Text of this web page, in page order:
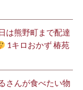
は熊野町まで配達
1キロおかず 椿苑
さんが食べたい物